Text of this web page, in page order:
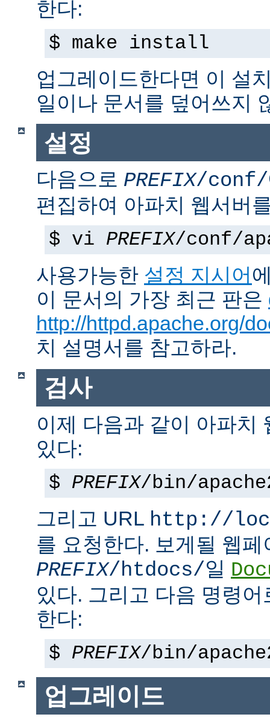
한다:
$ make install
업그레이드한다면 이 설
일이나 문서를 덮어쓰지
설정
다음으로 PREFIX/conf/
편집하여 아파치 웹서버
$ vi PREFIX/conf/
사용가능한 설정 지시어
이 문서의 가장 최근 판은
http://httpd.apache.org/
치 설명서를 참고하라.
검사
이제 다음과 같이 아파치
있다:
$ PREFIX/bin/
그리고 URL http://
를 요청한다. 보게될 웹
PREFIX/htdocs/일
있다. 그리고 다음 명령
한다:
$ PREFIX/bin/
업그레이드